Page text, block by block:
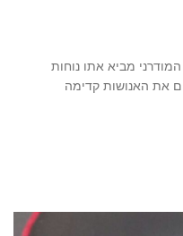
מביא אתו נוחות
את האנושות קדימה